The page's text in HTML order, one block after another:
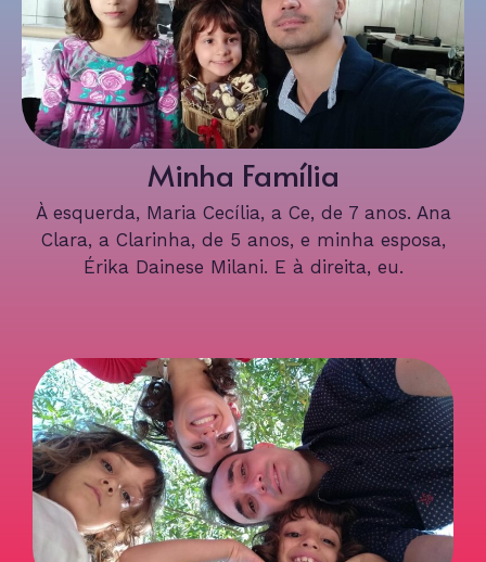
Minha Família
À esquerda, Maria Cecília, a Ce, de 7 anos. Ana
Clara, a Clarinha, de 5 anos, e minha esposa,
Érika Dainese Milani. E à direita, eu.